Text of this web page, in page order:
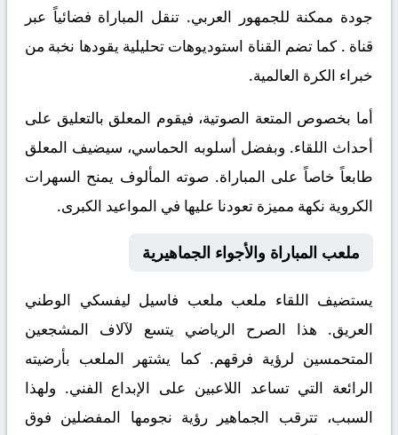
جودة ممكنة للجمهور العربي. تنقل المباراة فضائياً عبر
قناة . كما تضم القناة استوديوهات تحليلية يقودها نخبة من
خبراء الكرة العالمية.
أما بخصوص المتعة الصوتية، فيقوم المعلق بالتعليق على
أحداث اللقاء. وبفضل أسلوبه الحماسي، سيضيف المعلق
طابعاً خاصاً على المباراة. صوته المألوف يمنح السهرات
الكروية نكهة مميزة تعودنا عليها في المواعيد الكبرى.
ملعب المباراة والأجواء الجماهيرية
يستضيف اللقاء ملعب ملعب فاسيل ليفسكي الوطني
العريق. هذا الصرح الرياضي يتسع لآلاف المشجعين
المتحمسين لرؤية فرقهم. كما يشتهر الملعب بأرضيته
الرائعة التي تساعد اللاعبين على الإبداع الفني. ولهذا
السبب، تترقب الجماهير رؤية نجومها المفضلين فوق